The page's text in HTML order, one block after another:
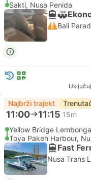
Sakti, Nusa Penida
Bali
Najbrži trajekt
11:00 11:15 15m
Yellow Bridge
Toya Pakeh Harbour,
Fast
Nusa Trans